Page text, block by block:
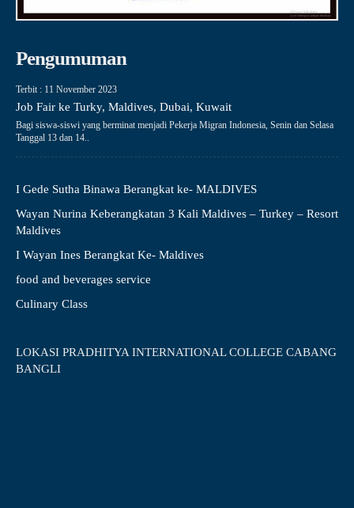
Pengumuman
Terbit : 11 November 2023
Job Fair ke Turky, Maldives, Dubai, Kuwait
Bagi siswa-siswi yang berminat menjadi Pekerja Migran Indonesia, Senin dan Selasa
Tanggal 13 dan 14..
I Gede Sutha Binawa Berangkat ke- MALDIVES
Wayan Nurina Keberangkatan 3 Kali Maldives – Turkey – Resort
Maldives
I Wayan Ines Berangkat Ke- Maldives
food and beverages service
Culinary Class
LOKASI PRADHITYA INTERNATIONAL COLLEGE CABANG
BANGLI